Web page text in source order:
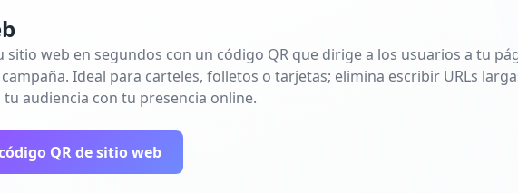
sitio web en segundos con un código QR que dirige a los usuarios a tu
Ideal para carteles, folletos o tarjetas; elimina escribir URLs
audiencia con tu presencia online.
QR de sitio web